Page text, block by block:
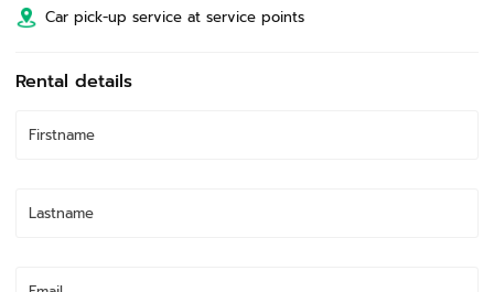
Car pick-up service at service points
Rental details